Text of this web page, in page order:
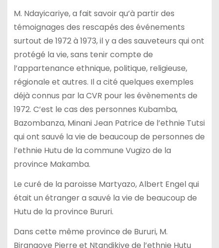
M. Ndayicariye, a fait savoir qu’à partir des
témoignages des rescapés des événements
surtout de 1972 à 1973, il y a des sauveteurs qui ont
protégé la vie, sans tenir compte de
l’appartenance ethnique, politique, religieuse,
régionale et autres. Il a cité quelques exemples
déjà connus par la CVR pour les évènements de
1972. C’est le cas des personnes Kubamba,
Bazombanza, Minani Jean Patrice de l’ethnie Tutsi
qui ont sauvé la vie de beaucoup de personnes de
l’ethnie Hutu de la commune Vugizo de la
province Makamba.
Le curé de la paroisse Martyazo, Albert Engel qui
était un étranger a sauvé la vie de beaucoup de
Hutu de la province Bururi.
Dans cette même province de Bururi, M.
Birangoye Pierre et Ntandikiye de l’ethnie Hutu